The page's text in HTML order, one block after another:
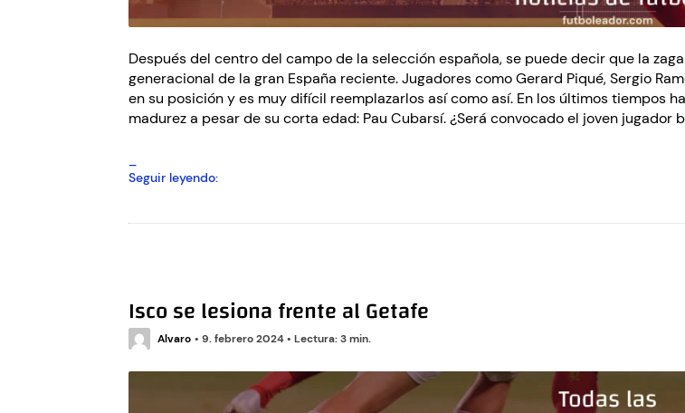
Después del centro del campo de la selección española, se puede decir que la
generacional de la gran España reciente. Jugadores como Gerard Piqué, Sergio
en su posición y es muy difícil reemplazarlos así como así. En los últimos tiempos
madurez a pesar de su corta edad: Pau Cubarsí. ¿Será convocado el joven
Seguir leyendo:¿Entrará
Luis
de
la
Isco se lesiona frente al Getafe
Alvaro • 9. febrero 2024• Lectura: 3 min.